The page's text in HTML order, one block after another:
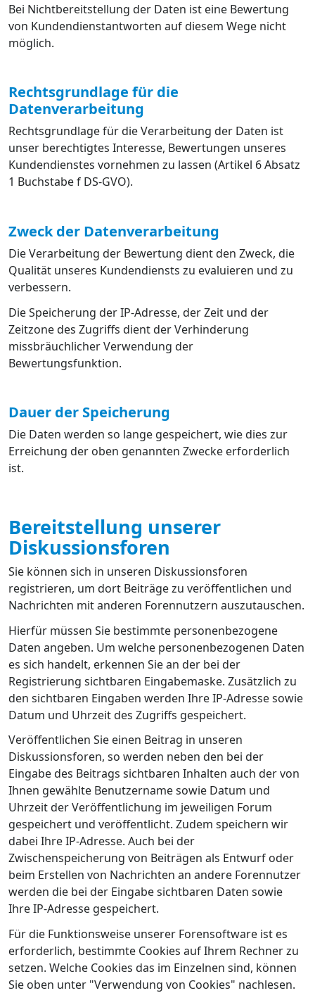
Bei Nichtbereitstellung der Daten ist eine Bewertung
von Kundendienstantworten auf diesem Wege nicht
möglich.
Rechtsgrundlage für die
Datenverarbeitung
Rechtsgrundlage für die Verarbeitung der Daten ist
unser berechtigtes Interesse, Bewertungen unseres
Kundendienstes vornehmen zu lassen (Artikel 6 Absatz
1 Buchstabe f DS-GVO).
Zweck der Datenverarbeitung
Die Verarbeitung der Bewertung dient den Zweck, die
Qualität unseres Kundendiensts zu evaluieren und zu
verbessern.
Die Speicherung der IP-Adresse, der Zeit und der
Zeitzone des Zugriffs dient der Verhinderung
missbräuchlicher Verwendung der
Bewertungsfunktion.
Dauer der Speicherung
Die Daten werden so lange gespeichert, wie dies zur
Erreichung der oben genannten Zwecke erforderlich
ist.
Bereitstellung unserer
Diskussionsforen
Sie können sich in unseren Diskussionsforen
registrieren, um dort Beiträge zu veröffentlichen und
Nachrichten mit anderen Forennutzern auszutauschen.
Hierfür müssen Sie bestimmte personenbezogene
Daten angeben. Um welche personenbezogenen Daten
es sich handelt, erkennen Sie an der bei der
Registrierung sichtbaren Eingabemaske. Zusätzlich zu
den sichtbaren Eingaben werden Ihre IP-Adresse sowie
Datum und Uhrzeit des Zugriffs gespeichert.
Veröffentlichen Sie einen Beitrag in unseren
Diskussionsforen, so werden neben den bei der
Eingabe des Beitrags sichtbaren Inhalten auch der von
Ihnen gewählte Benutzername sowie Datum und
Uhrzeit der Veröffentlichung im jeweiligen Forum
gespeichert und veröffentlicht. Zudem speichern wir
dabei Ihre IP-Adresse. Auch bei der
Zwischenspeicherung von Beiträgen als Entwurf oder
beim Erstellen von Nachrichten an andere Forennutzer
werden die bei der Eingabe sichtbaren Daten sowie
Ihre IP-Adresse gespeichert.
Für die Funktionsweise unserer Forensoftware ist es
erforderlich, bestimmte Cookies auf Ihrem Rechner zu
setzen. Welche Cookies das im Einzelnen sind, können
Sie oben unter "Verwendung von Cookies" nachlesen.